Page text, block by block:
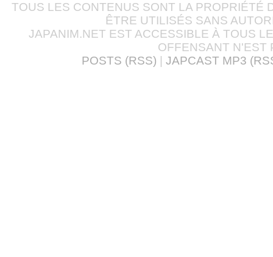
TOUS LES CONTENUS SONT LA PROPRIÉTÉ
ÊTRE UTILISÉS SANS
JAPANIM.NET EST ACCESSIBLE À TOUS
OFFENSANT N'EST
POSTS (RSS)
JAPCAST MP3